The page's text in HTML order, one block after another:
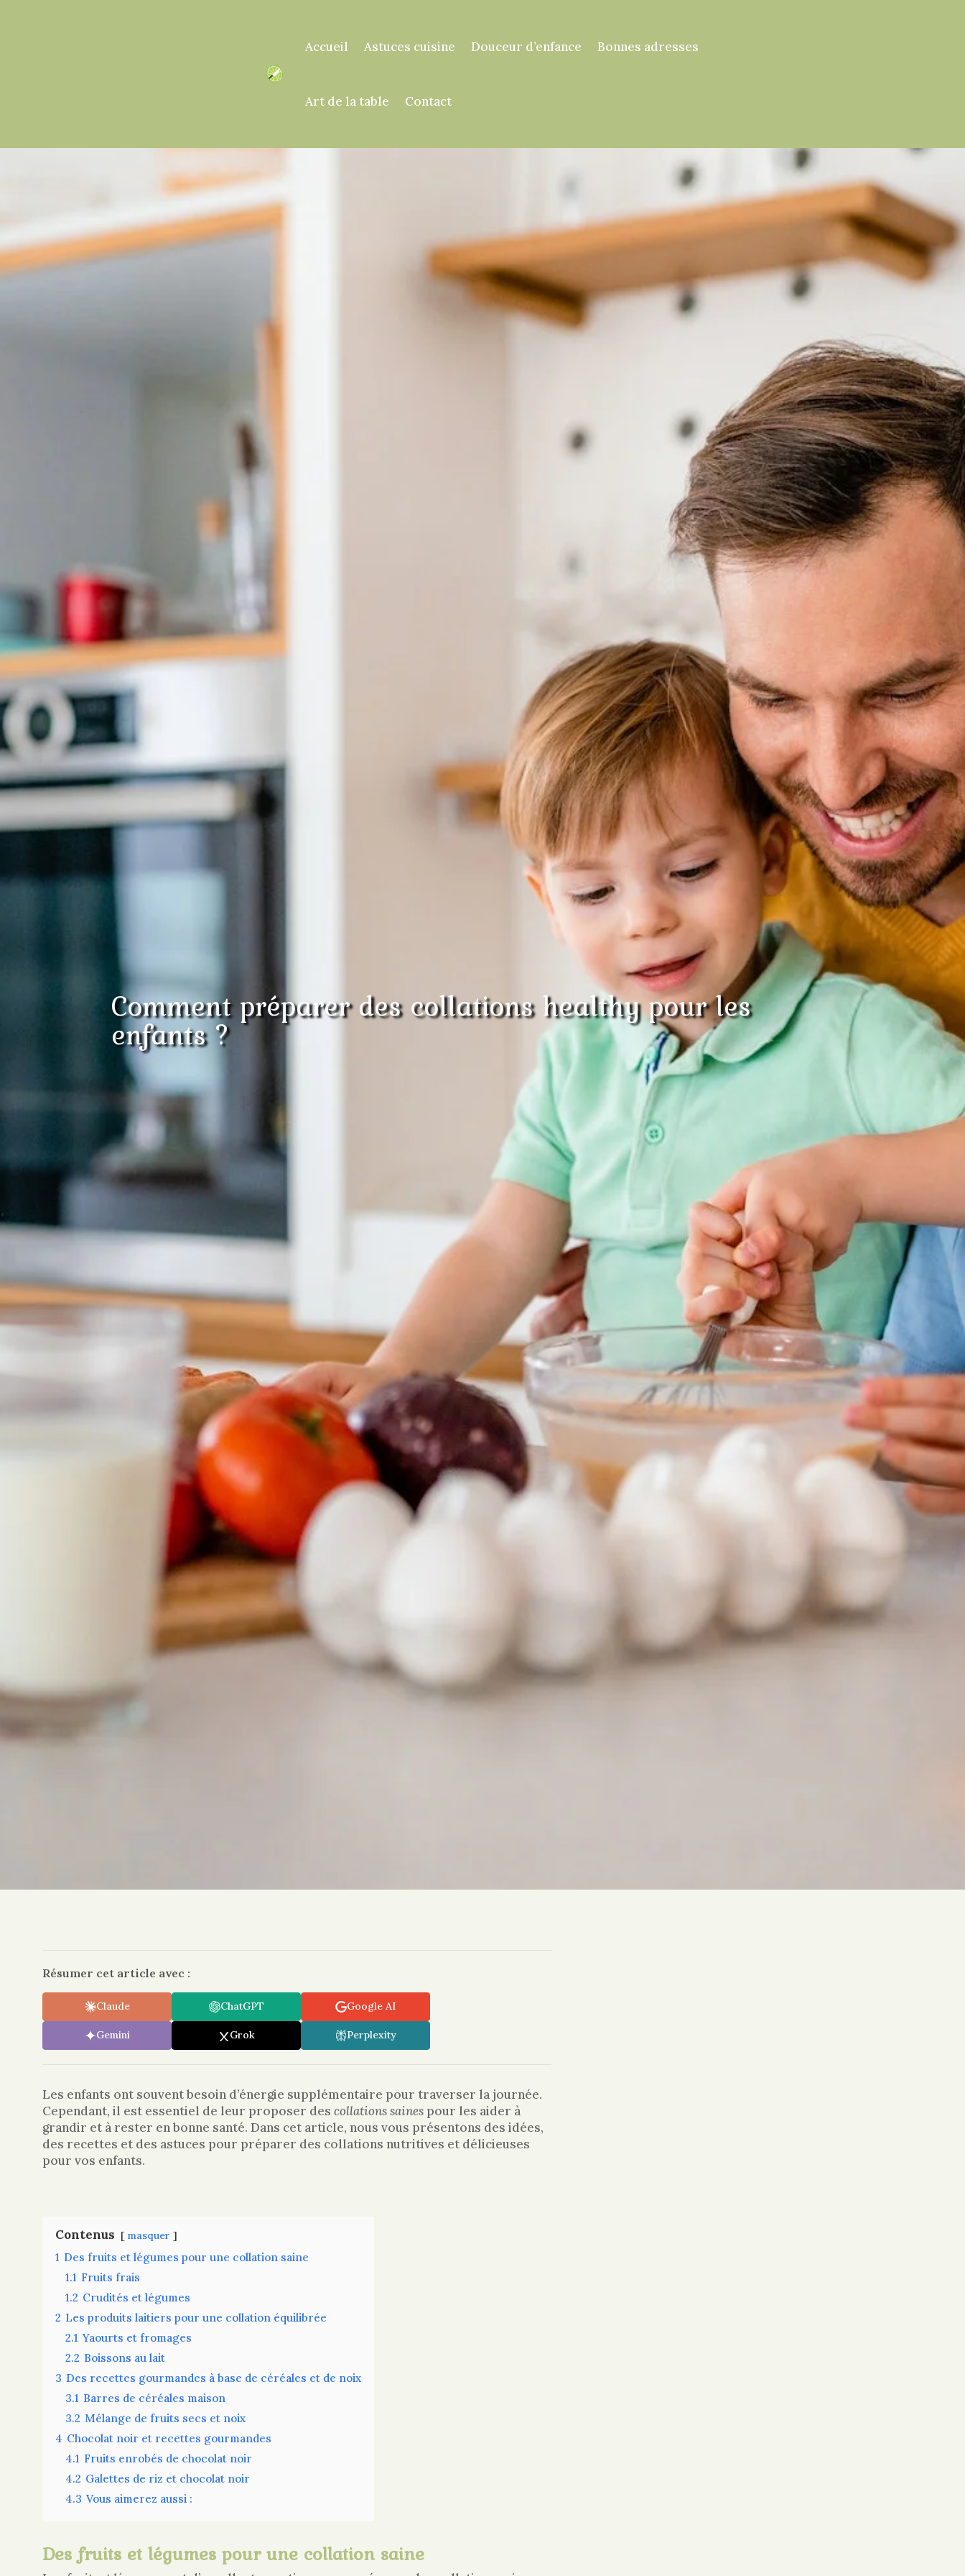
Accueil Astuces cuisine Douceur d’enfance Bonnes adresses
Art de la table Contact
Comment préparer des collations healthy pour les
enfants ?
Résumer cet article avec :
Claude ChatGPT Google AI
Gemini Grok Perplexity
Les enfants ont souvent besoin d’énergie supplémentaire pour traverser la journée.
Cependant, il est essentiel de leur proposer descollations saines pour les aider à
grandir et à rester en bonne santé. Dans cet article, nous vous présentons des idées,
des recettes et des astuces pour préparer des collations nutritives et délicieuses
pour vos enfants.
Contenus masquer
1 Des fruits et légumes pour une collation saine
1.1 Fruits frais
1.2 Crudités et légumes
2 Les produits laitiers pour une collation équilibrée
2.1 Yaourts et fromages
2.2 Boissons au lait
3 Des recettes gourmandes à base de céréales et de noix
3.1 Barres de céréales maison
3.2 Mélange de fruits secs et noix
4 Chocolat noir et recettes gourmandes
4.1 Fruits enrobés de chocolat noir
4.2 Galettes de riz et chocolat noir
4.3 Vous aimerez aussi :
Des fruits et légumes pour une collation saine